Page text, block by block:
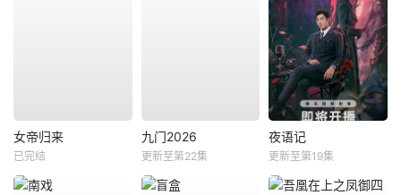
女帝归来
已完结
九门2026
更新至第22集
夜语记
更新至第19集